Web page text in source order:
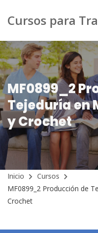
Cursos para
MF0899_2
Tejeduría en
y Crochet
Inicio
Cursos
MF0899_2 Producción de
Crochet